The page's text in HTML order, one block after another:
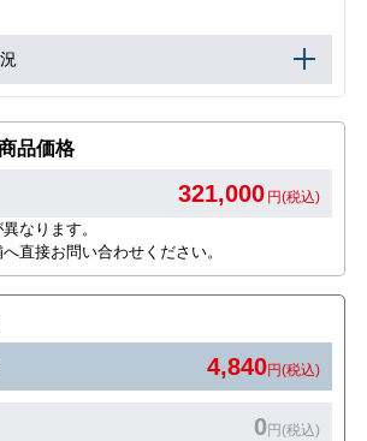
品価格
321,000 円(税込)
なります。
直接お問い合わせください。
4,840円(税込)
0円(税込)